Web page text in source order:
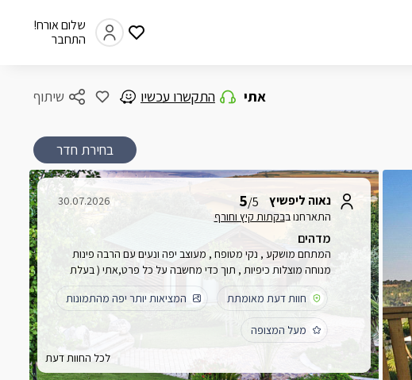
שלום אורח!
התחבר
שיתוף אתי התקשרו עכשיו
בחירת חדר
נאוה ליפשיץ 5/5
התארחנו בבקתות קיץ וחורף
30.07.2026
מדהים
המתחם מושקע , נקי מטופח , מעוצב יפה ונעים עם הרבה פינות
מנוחה מוצלות כיפיות , תוך כדי מחשבה על כל פרט,אתי ( בעלת
המתחם ) מדהימה וכל הזמן מפנקת ,מומלץ בחום
חוות דעת מאומתת
המציאות יותר יפה מהתמונות
מעל המצופה
לכל החוות דעת